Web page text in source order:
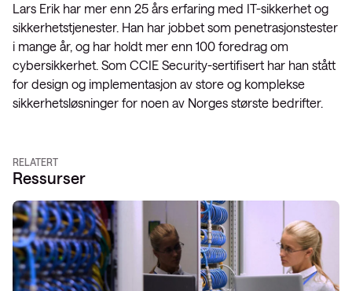
Lars Erik har mer enn 25 års erfaring med IT-sikkerhet og
sikkerhetstjenester. Han har jobbet som penetrasjonstester
i mange år, og har holdt mer enn 100 foredrag om
cybersikkerhet. Som CCIE Security-sertifisert har han stått
for design og implementasjon av store og komplekse
sikkerhetsløsninger for noen av Norges største bedrifter.
RELATERT
Ressurser